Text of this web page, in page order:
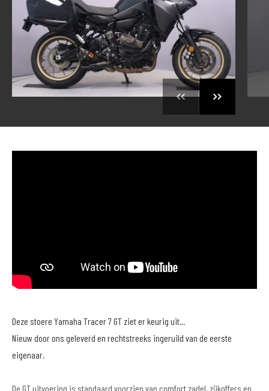
Deze stoere Yamaha Tracer 7 GT ziet er keurig uit...
Nieuw door ons geleverd en rechtstreeks ingeruild van de eerste
eigenaar.
De GT uitvoering is standaard voorzien van comfort zadel, zijkoffers en